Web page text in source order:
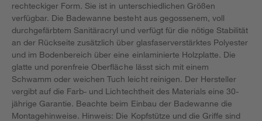
rechteckiger Form. Sie ist in unterschiedlichen Größen
verfügbar. Die Badewanne besteht aus gegossenem, voll
durchgefärbtem Sanitäracryl und verfügt für die nötige Stabilität
an der Rückseite zusätzlich über glasfaserverstärktes Polyester
und im Bodenbereich über eine einlaminierte Holzplatte. Die
glatte und porenfreie Oberfläche lässt sich mit einem
Schwamm oder weichen Tuch leicht reinigen. Der Hersteller
vergibt auf die Farb- und Lichtechtheit des Materials eine 30-
jährige Garantie. Beachte beim Einbau der Badewanne die
Montagehinweise. Hinweis: Die Kopfstütze und die Griffe sind